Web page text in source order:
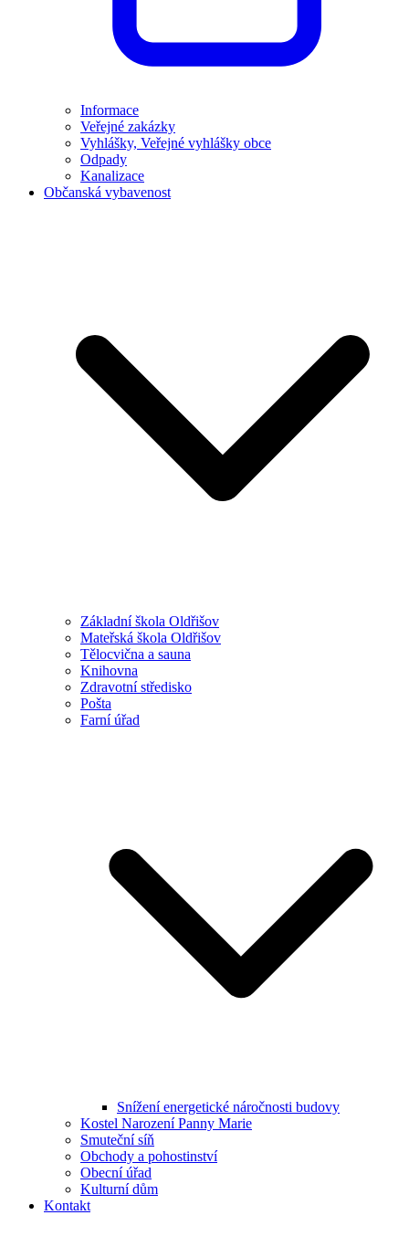
Informace
Veřejné zakázky
Vyhlášky, Veřejné vyhlášky obce
Odpady
Kanalizace
Občanská vybavenost
Základní škola Oldřišov
Mateřská škola Oldřišov
Tělocvična a sauna
Knihovna
Zdravotní středisko
Pošta
Farní úřad
Snížení energetické náročnosti budovy
Kostel Narození Panny Marie
Smuteční síň
Obchody a pohostinství
Obecní úřad
Kulturní dům
Kontakt